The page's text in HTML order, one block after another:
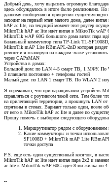
Добрый день, хочу выразить огромную
здесь обсуждалось в итоге было реализовано.
данному сообщению я прикрепил существующую
заходит на первый этаж малого дома, далее
hAP ac lite, на текущий момент этот роутер
MikroTik hAP ac lite идёт витая в MikroTik wAP
MikroTik wAP 60G большого дома витая пара
банальный коммутатор типа TP-Link TL-
MikroTik mAP Lite RBmAPL-2nD которая
ремонт и я планирую на каждом этаже
через CAPsMAN
Устройства в домах:
Большой дом: по LAN 4-5 смарт ТВ, 1 МФУ. По
3 планшета постоянно + телефоны гостей
Малый дом: по LAN 1 смарт ТВ. По WLAN 2
Я переживаю, что при наращивании устройств
справляться с роутингом такой сети. Тем более
на прилегающей территории, а прокинуть LAN
спрятаны в стенах. Вариант только один, возле
от него в MikroTik hAP ac lite и далее по
Прошу помочь с выбором следующего
Маршрутизатор рядом с оборудованием
Какие коммутаторы и точки
SF1008D + MikroTik mAP Lite
точки доступа
P.S. еще есть один существенный косячок, в
MikroTik hAP ac lite идет витая пара 2х2 и
ac lite к MikroTik wAP 60G идет 8-ми жилка но 4